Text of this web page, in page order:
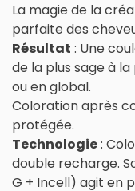
La magie de la
parfaite des
Résultat : Une
de la plus sage à
ou en global.
Coloration après
protégée.
Technologie:
double recharge.
G + Incell) agit en